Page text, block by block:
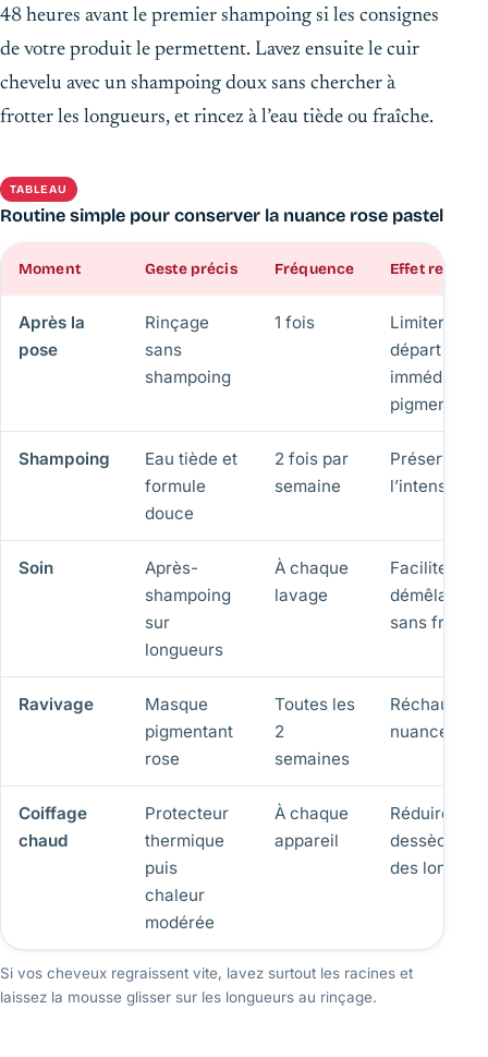
48 heures avant le premier shampoing si les consignes
de votre produit le permettent. Lavez ensuite le cuir
chevelu avec un shampoing doux sans chercher à
frotter les longueurs, et rincez à l’eau tiède ou fraîche.
TABLEAU
Routine simple pour conserver la nuance rose pastel
Moment Geste précis Fréquence Effet
Après la
pose
Rinçage
sans
shampoing
1 fois
Limiter le
départ
immédiat
pigments
Shampoing
Eau tiède et
formule
douce
2 fois par
semaine
Préserver
l’intensité
Soin
Après-
shampoing
sur
longueurs
À chaque
lavage
Faciliter le
démêlage
sans friction
Ravivage
Masque
pigmentant
rose
Toutes les
2
semaines
Réchauffer
nuance
Coiffage
chaud
Protecteur
thermique
puis
chaleur
modérée
À chaque
appareil
Réduire le
des
Si vos cheveux regraissent vite, lavez surtout les racines et
laissez la mousse glisser sur les longueurs au rinçage.